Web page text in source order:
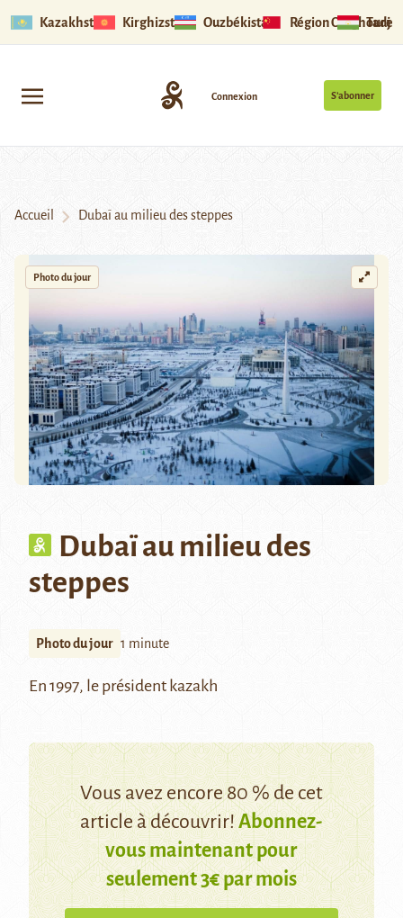
Kazakhstan Kirghizstan Ouzbékistan Région Ouïghoure
S’abonner
Connexion
Accueil Dubaï au milieu des steppes
Photo du jour
Dubaï au milieu des
steppes
Photo du jour 1 minute
En 1997, le président kazakh
Vous avez encore 80 % de cet
article à découvrir!Abonnez-
vous maintenant pour
seulement 3€ par mois